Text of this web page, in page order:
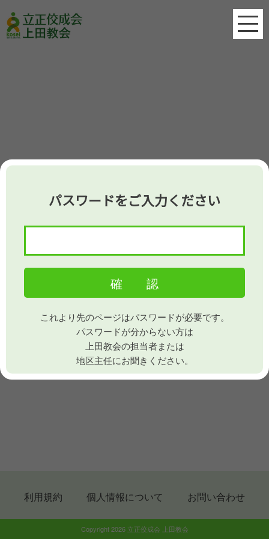
パスワードをご入力ください
これより先のページはパスワードが必要です。
パスワードが分からない方は
上田教会の担当者または
地区主任にお聞きください。
利用規約 個人情報について お問い合わせ
Copyright 2026 立正佼成会 上田教会